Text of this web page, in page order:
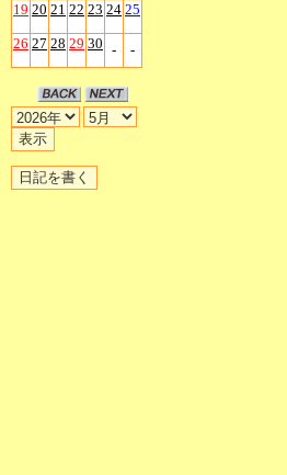
19 20 21 22 23 24 25
26 27 28 29 30 - -